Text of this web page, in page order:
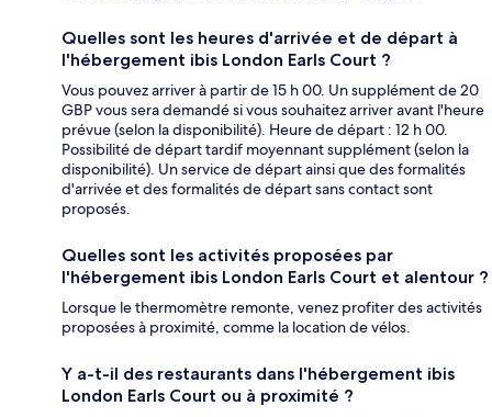
Quelles sont les heures d'arrivée et de départ à
l'hébergement ibis London Earls Court ?
Vous pouvez arriver à partir de 15 h 00. Un supplément de 20
GBP vous sera demandé si vous souhaitez arriver avant l'heure
prévue (selon la disponibilité). Heure de départ : 12 h 00.
Possibilité de départ tardif moyennant supplément (selon la
disponibilité). Un service de départ ainsi que des formalités
d'arrivée et des formalités de départ sans contact sont
proposés.
Quelles sont les activités proposées par
l'hébergement ibis London Earls Court et alentour ?
Lorsque le thermomètre remonte, venez profiter des activités
proposées à proximité, comme la location de vélos.
Y a-t-il des restaurants dans l'hébergement ibis
London Earls Court ou à proximité ?